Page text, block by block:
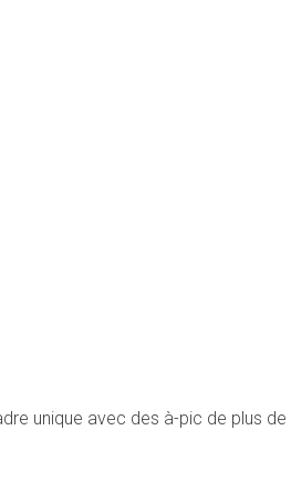
unique avec des à-pic de plus